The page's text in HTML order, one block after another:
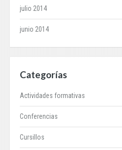
julio 2014
junio 2014
Categorías
Actividades formativas
Conferencias
Cursillos